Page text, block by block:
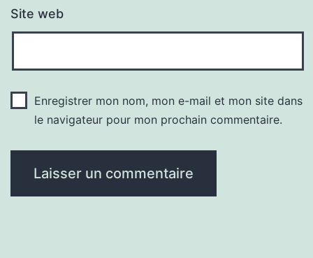
Site web
Enregistrer mon nom, mon e-mail et mon site dans
le navigateur pour mon prochain commentaire.